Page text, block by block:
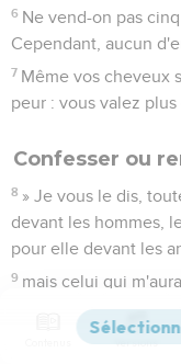
6 Ne vend-on pas
Cependant, aucun
7 Même vos cheveux
peur : vous valez
Confesser ou
8 » Je vous le dis,
devant les hommes,
pour elle devant les
9 mais celui qui
devant les anges de
Toute personne
Versions